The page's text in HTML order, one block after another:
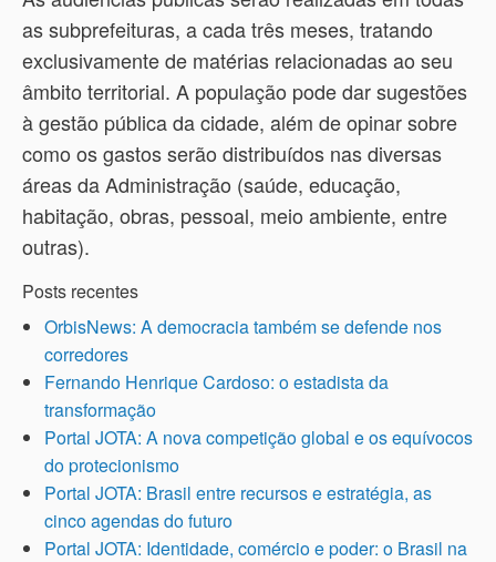
as subprefeituras, a cada três meses, tratando
exclusivamente de matérias relacionadas ao seu
âmbito territorial. A população pode dar sugestões
à gestão pública da cidade, além de opinar sobre
como os gastos serão distribuídos nas diversas
áreas da Administração (saúde, educação,
habitação, obras, pessoal, meio ambiente, entre
outras).
Posts recentes
OrbisNews: A democracia também se defende nos
corredores
Fernando Henrique Cardoso: o estadista da
transformação
Portal JOTA: A nova competição global e os equívocos
do protecionismo
Portal JOTA: Brasil entre recursos e estratégia, as
cinco agendas do futuro
Portal JOTA: Identidade, comércio e poder: o Brasil na